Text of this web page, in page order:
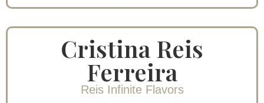
Cristina Reis
Ferreira
Reis Infinite Flavors